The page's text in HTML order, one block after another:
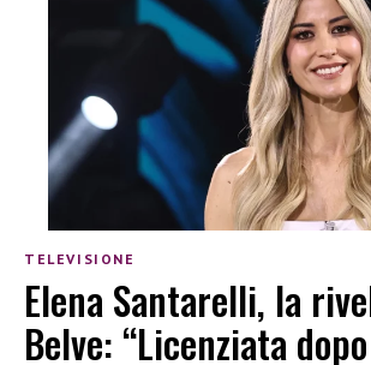
TELEVISIONE
Elena Santarelli, la
Belve: “Licenziata